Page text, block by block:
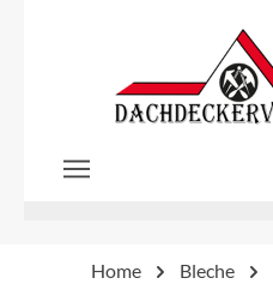
Zum Hauptinhalt springen
Home Bleche